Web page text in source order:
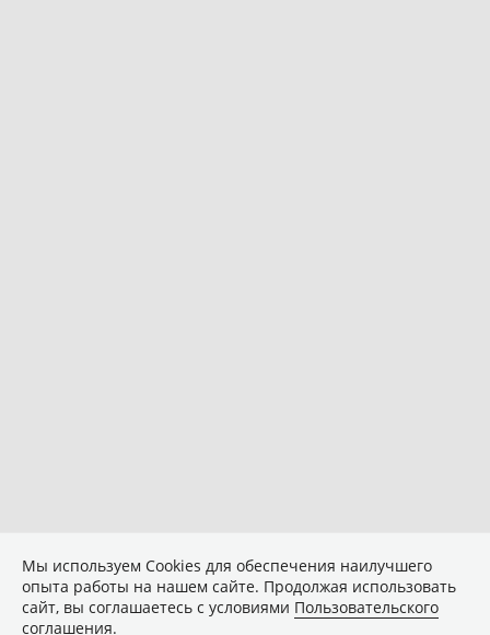
Мы используем Сookies для обеспечения наилучшего
опыта работы на нашем сайте. Продолжая использовать
сайт, вы соглашаетесь с условиями Пользовательского
соглашения.